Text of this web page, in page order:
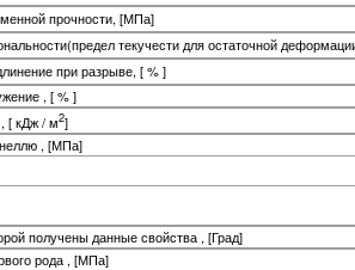
прочности, [МПа]
текучести для остаточной
при разрыве, [ % ]
, [ % ]
[ кДж / м2]
, [МПа]
получены данные свойства , [Град]
рода , [МПа]